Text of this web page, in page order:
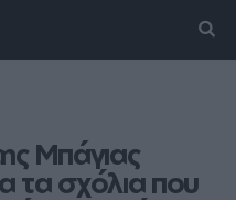
Μπάγιας
τα σχόλια που